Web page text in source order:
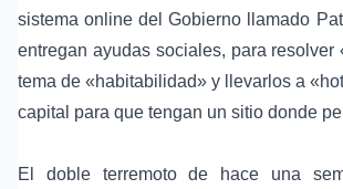
sistema online del Gobierno llamado
entregan ayudas sociales, para resolver
tema de «habitabilidad» y llevarlos a
capital para que tengan un sitio donde
El doble terremoto de hace una